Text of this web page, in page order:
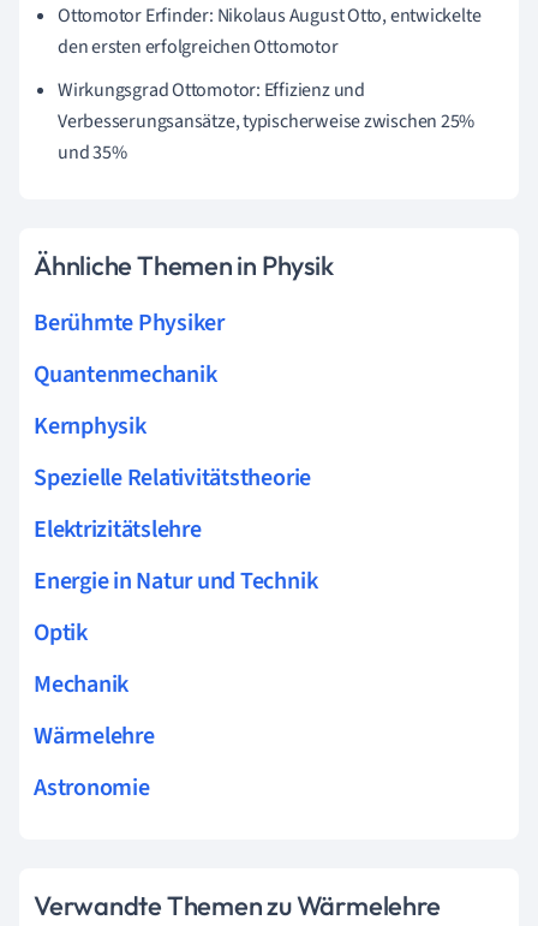
Ottomotor Erfinder: Nikolaus August Otto, entwickelte
den ersten erfolgreichen Ottomotor
Wirkungsgrad Ottomotor: Effizienz und
Verbesserungsansätze, typischerweise zwischen 25%
und 35%
Ähnliche Themen in Physik
Berühmte Physiker
Quantenmechanik
Kernphysik
Spezielle Relativitätstheorie
Elektrizitätslehre
Energie in Natur und Technik
Optik
Mechanik
Wärmelehre
Astronomie
Verwandte Themen zu Wärmelehre